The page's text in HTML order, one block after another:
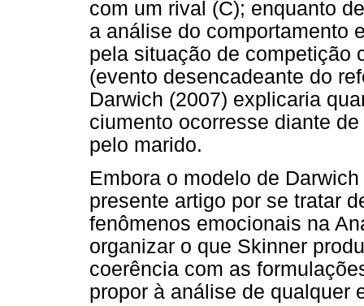
com um rival (C); enquanto
a análise do comportamento
pela situação de competição
(evento desencadeante do
Darwich (2007) explicaria
ciumento ocorresse diante
pelo marido.
Embora o modelo de
presente artigo por se tratar
fenômenos emocionais na
organizar o que Skinner
coerência com as
propor à análise de qualquer